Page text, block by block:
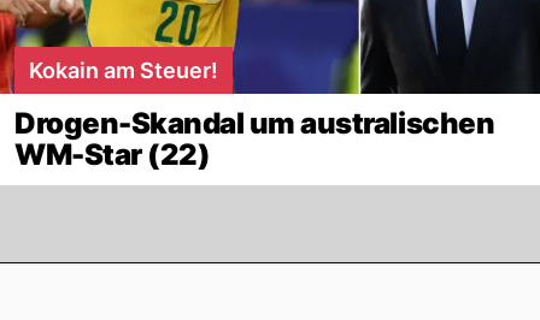
Kokain am Steuer!
Drogen-Skandal um australischen
WM-Star (22)